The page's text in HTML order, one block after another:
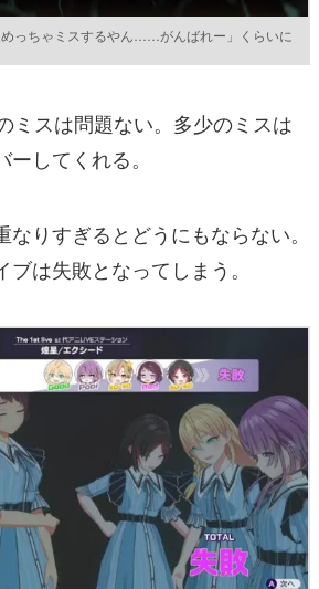
っちゃミスするやん……がんばれー」くらいに
ミスは問題ない。多少のミスは
してくれる。
りすぎるとどうにもならない。
は失敗となってしまう。